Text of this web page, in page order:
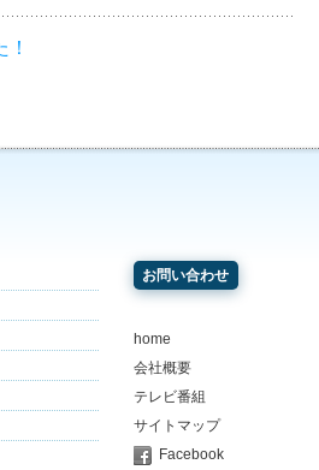
お問い合わせ
home
会社概要
テレビ番組
サイトマップ
Facebook